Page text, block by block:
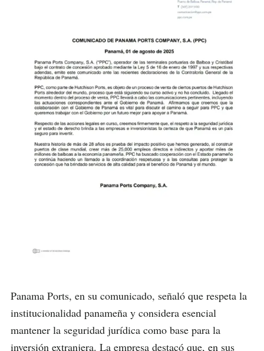
Panama Ports, en su comunicado, señaló que respeta la
institucionalidad panameña y considera esencial
mantener la seguridad jurídica como base para la
inversión extranjera. La empresa destacó que, en sus